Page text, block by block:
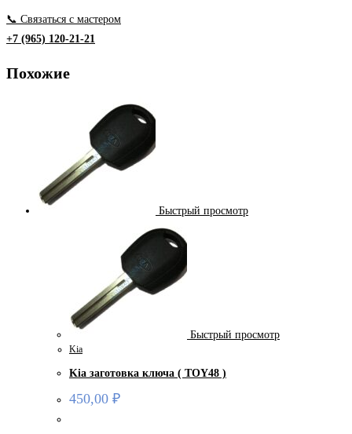
📞 Связаться с мастером
+7 (965) 120-21-21
Похожие
Быстрый просмотр
Быстрый просмотр
Kia
Kia заготовка ключа ( TOY48 )
450,00 ₽